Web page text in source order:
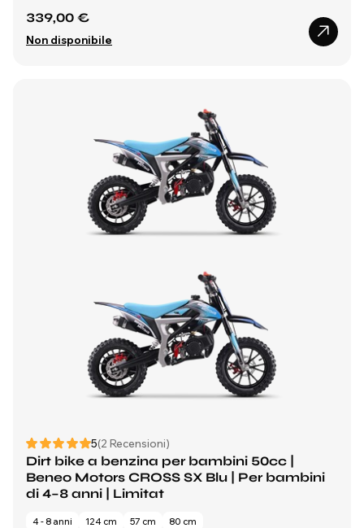
339,00 €
Non disponibile
5(2 Recensioni)
Dirt bike a benzina per bambini 50cc |
Beneo Motors CROSS SX Blu | Per bambini
di 4–8 anni | Limitat
4 - 8 anni 124 cm 57 cm 80 cm